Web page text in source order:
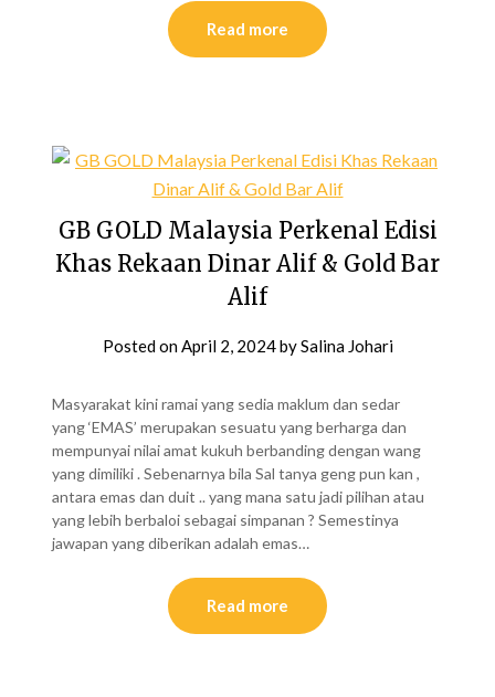
Read more
GB GOLD Malaysia Perkenal Edisi
Khas Rekaan Dinar Alif & Gold Bar
Alif
Posted onApril 2, 2024bySalina Johari
Masyarakat kini ramai yang sedia maklum dan sedar
yang ‘EMAS’ merupakan sesuatu yang berharga dan
mempunyai nilai amat kukuh berbanding dengan wang
yang dimiliki . Sebenarnya bila Sal tanya geng pun kan ,
antara emas dan duit .. yang mana satu jadi pilihan atau
yang lebih berbaloi sebagai simpanan ? Semestinya
jawapan yang diberikan adalah emas…
Read more